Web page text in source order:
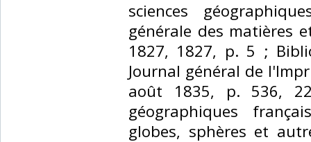
sciences
générale des matières
1827, 1827, p. 5 ;
Journal général de
août 1835, p. 536,
géographiques
globes, sphères et